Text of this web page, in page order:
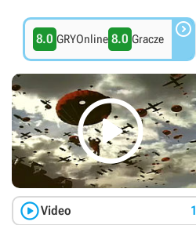
8.0 GRYOnline 8.0 Gracze 

Video 1